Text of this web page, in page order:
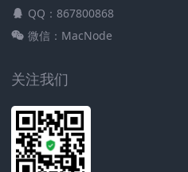
QQ：867800868
微信：MacNode
关注我们